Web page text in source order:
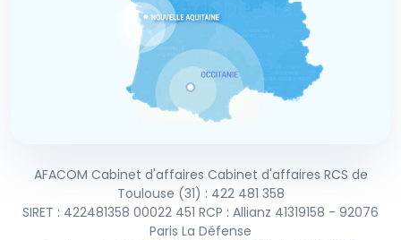
AFACOM Cabinet d'affaires Cabinet d'affaires RCS de
Toulouse (31) : 422 481 358
SIRET : 422481358 00022 451 RCP : Allianz 41319158 - 92076
Paris La Défense